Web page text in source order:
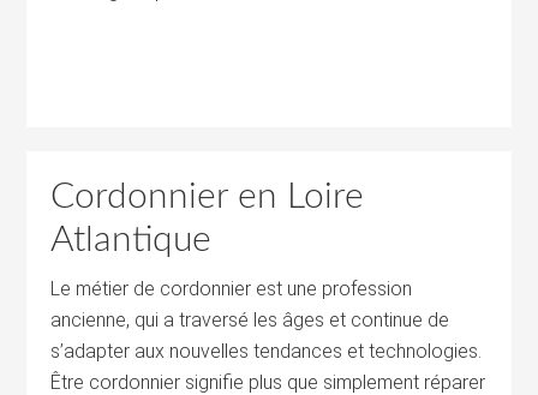
Cordonnier en Loire
Atlantique
Le métier de cordonnier est une profession
ancienne, qui a traversé les âges et continue de
s’adapter aux nouvelles tendances et technologies.
Être cordonnier signifie plus que simplement réparer